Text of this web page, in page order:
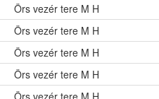
Örs vezér tere M H
Örs vezér tere M H
Örs vezér tere M H
Örs vezér tere M H
Örs vezér tere M H